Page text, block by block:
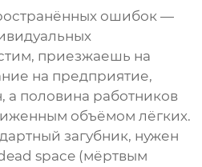
ошибок —
приезжаешь на
на предприятие,
а половина работников
объёмом лёгких.
загубник, нужен
space (мёртвым